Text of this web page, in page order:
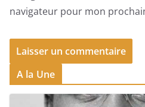
navigateur pour mon
A la Une